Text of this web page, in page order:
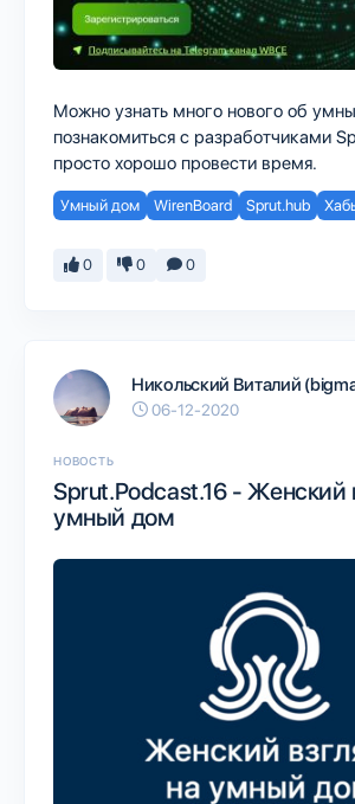
Можно узнать много нового об
познакомиться с разработчиками
просто хорошо провести время.
Умный дом WirenBoard Sprut.hub
0 0 0
Никольский Виталий
06-12-2020
НОВОСТЬ
Sprut.Podcast.16 - Женский
умный дом